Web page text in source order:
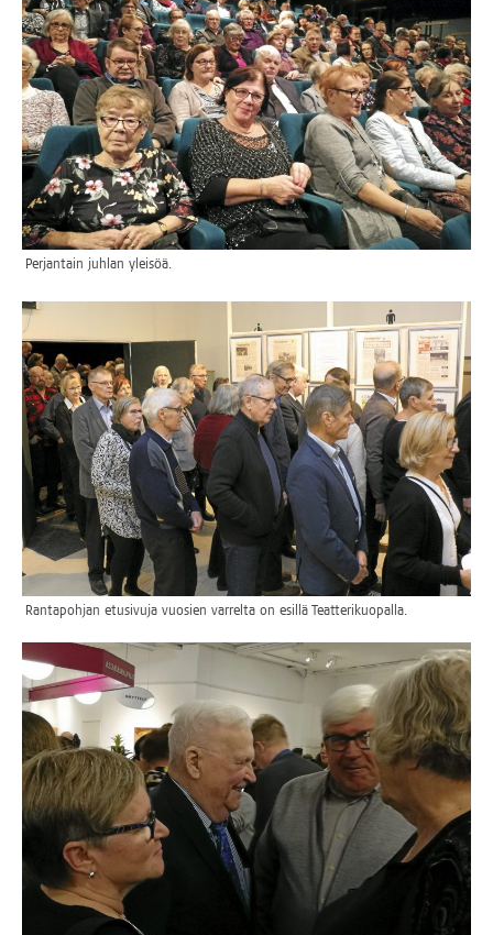
Per­jan­tain juh­lan yleisöä.
Ran­ta­poh­jan etusi­vu­ja vuo­sien var­rel­ta on esil­lä Teatterikuopalla.